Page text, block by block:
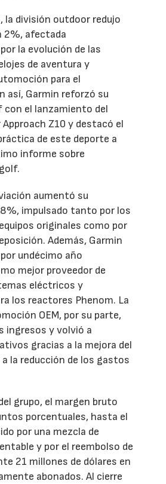
la división outdoor redujo
2%, afectada
la evolución de las
de aventura y
para el
así, Garmin reforzó su
el lanzamiento del
Z10 y destacó el
de este deporte a
informe sobre
aumentó su
impulsado tanto por los
originales como por
Además, Garmin
undécimo año
mejor proveedor de
eléctricos y
los reactores Phenom. La
OEM, por su parte,
ingresos y volvió a
gracias a la mejora del
la reducción de los gastos
grupo, el margen bruto
porcentuales, hasta el
por una mezcla de
y por el reembolso de
21 millones de dólares en
abonados. Al cierre